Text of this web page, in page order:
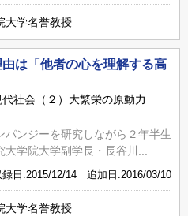
大学名誉教授
は「他者の心を理解する高
社会（２）大繁栄の原動力
ンジーを研究しながら２年半生
学院大学副学長・長谷川...
録日:2015/12/14 追加日:2016/03/10
大学名誉教授